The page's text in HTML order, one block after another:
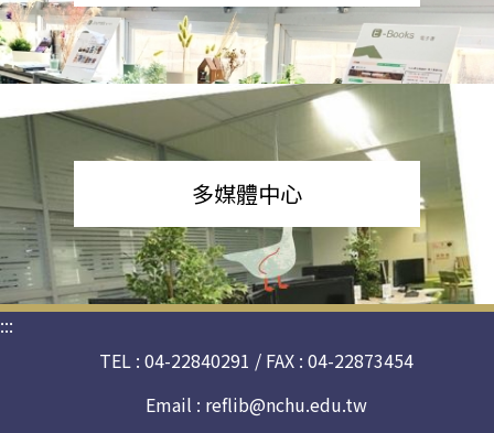
多媒體中心
:::
TEL : 04-22840291 / FAX : 04-22873454
Email : reflib@nchu.edu.tw